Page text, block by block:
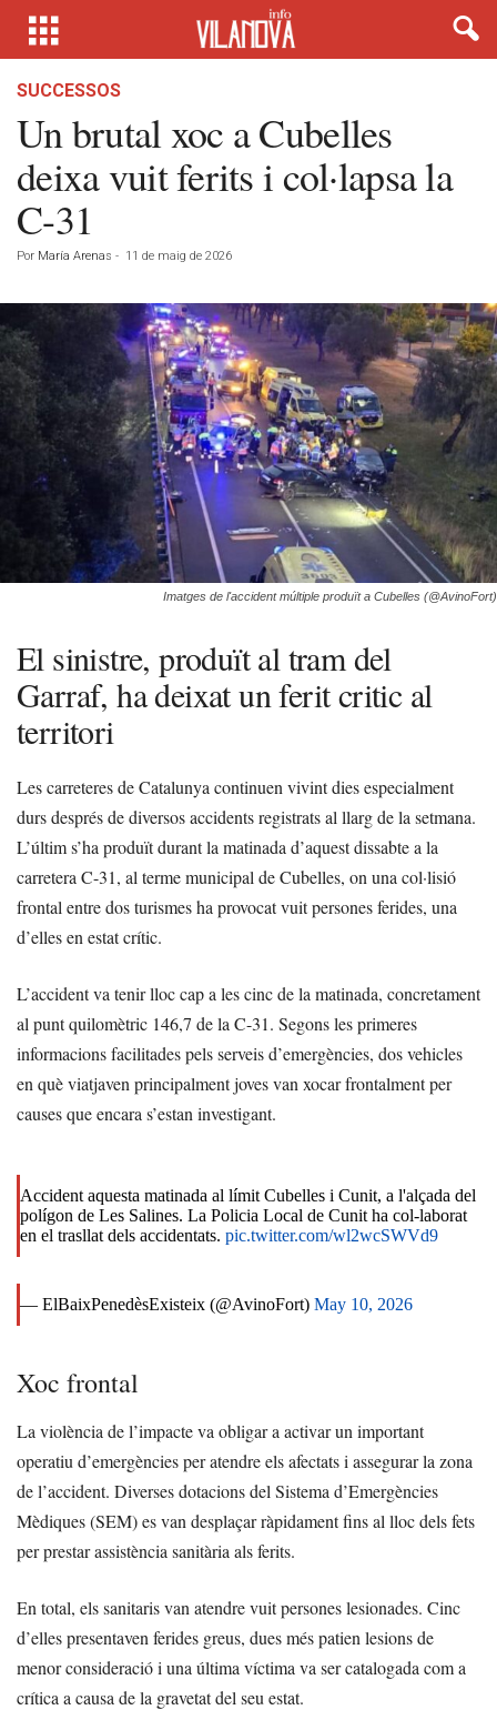
SUCCESSOS
Un brutal xoc a Cubelles
deixa vuit ferits i col·lapsa la
C-31
Por María Arenas - 11 de maig de 2026
Imatges de l'accident múltiple produït a Cubelles (@AvinoFort)
El sinistre, produït al tram del
Garraf, ha deixat un ferit critic al
territori
Les carreteres de Catalunya continuen vivint dies especialment
durs després de diversos accidents registrats al llarg de la setmana.
L’últim s’ha produït durant la matinada d’aquest dissabte a la
carretera C-31, al terme municipal de Cubelles, on una col·lisió
frontal entre dos turismes ha provocat vuit persones ferides, una
d’elles en estat crític.
L’accident va tenir lloc cap a les cinc de la matinada, concretament
al punt quilomètric 146,7 de la C-31. Segons les primeres
informacions facilitades pels serveis d’emergències, dos vehicles
en què viatjaven principalment joves van xocar frontalment per
causes que encara s’estan investigant.
Accident aquesta matinada al límit Cubelles i Cunit, a l'alçada del
polígon de Les Salines. La Policia Local de Cunit ha col-laborat
en el trasllat dels accidentats. pic.twitter.com/wl2wcSWVd9
— ElBaixPenedèsExisteix (@AvinoFort) May 10, 2026
Xoc frontal
La violència de l’impacte va obligar a activar un important
operatiu d’emergències per atendre els afectats i assegurar la zona
de l’accident. Diverses dotacions del Sistema d’Emergències
Mèdiques (SEM) es van desplaçar ràpidament fins al lloc dels fets
per prestar assistència sanitària als ferits.
En total, els sanitaris van atendre vuit persones lesionades. Cinc
d’elles presentaven ferides greus, dues més patien lesions de
menor consideració i una última víctima va ser catalogada com a
crítica a causa de la gravetat del seu estat.